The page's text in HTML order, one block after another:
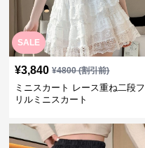
SALE
¥3,840 ¥4800(割引前)
ミニスカート レース重ね二段フ
リルミニスカート